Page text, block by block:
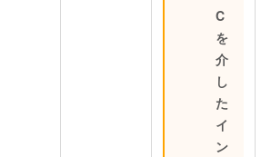
C
を
介
し
た
イ
ン